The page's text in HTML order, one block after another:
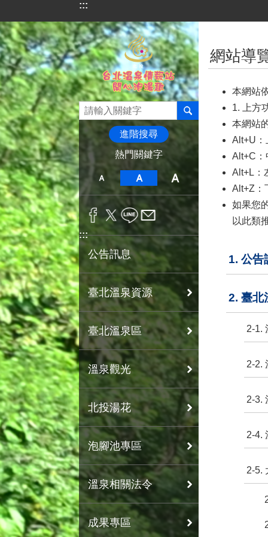
跳到主要內容區塊
:::
進階搜尋
熱門關鍵字
:::
公告訊息
臺北溫泉資源
臺北溫泉區
溫泉觀光
北投湯花
泡腳池專區
溫泉相關法令
成果專區
網站導
本網站
1. 上方
本網站
Alt+U：
Alt+C：
Alt+L：
Alt+Z：
如果您
以此類
1. 公告
2. 臺北
2-1.
2-2.
2-3.
2-4.
2-5.